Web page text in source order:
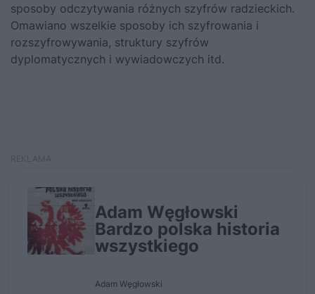
sposoby odczytywania różnych szyfrów radzieckich.
Omawiano wszelkie sposoby ich szyfrowania i
rozszyfrowywania, struktury szyfrów
dyplomatycznych i wywiadowczych itd.